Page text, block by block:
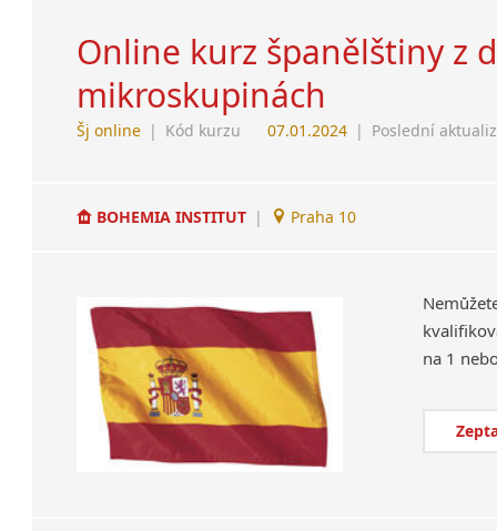
Online kurz španělštiny z
mikroskupinách
Šj online | Kód kurzu 07.01.2024 | Poslední
BOHEMIA INSTITUT | Praha 10